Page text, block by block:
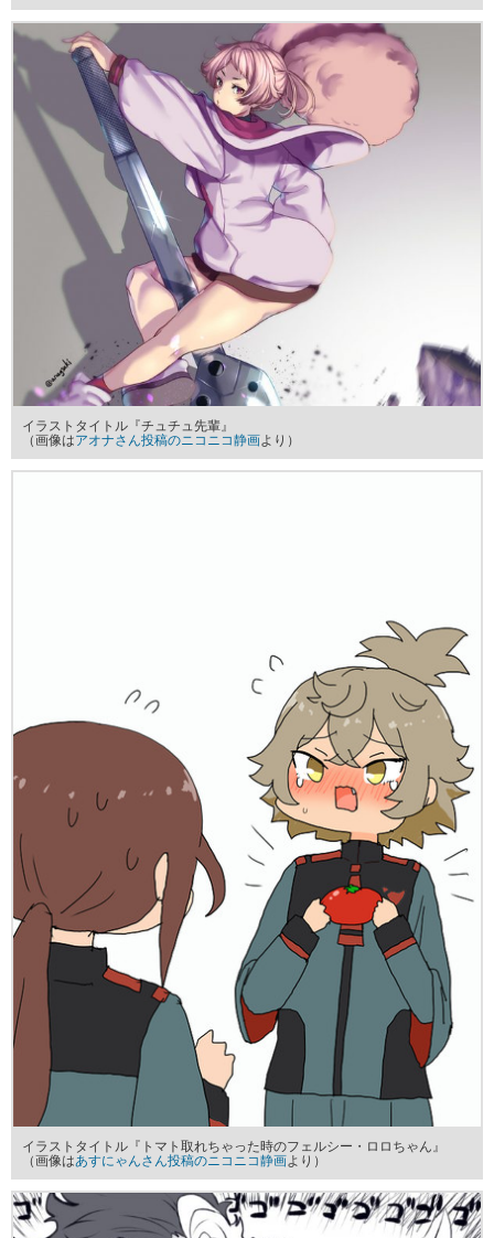
イラストタイトル『チュチュ先輩』
（画像はアオナさん投稿のニコニコ静画より）
イラストタイトル『トマト取れちゃった時のフェルシー・ロロちゃん』
（画像はあすにゃんさん投稿のニコニコ静画より）